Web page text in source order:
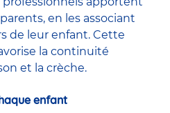
en les associant
de leur enfant. Cette
la continuité
et la crèche.
enfant